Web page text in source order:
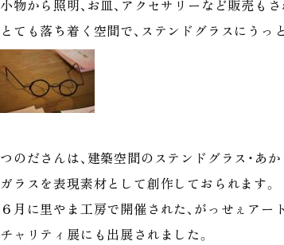
小物から照明、お皿、アクセサリーなど販売も
とても落ち着く空間で、ステンドグラスにうっ
つのださんは、建築空間のステンドグラス・あか
ガラスを表現素材として創作しておられます。
６月に里やま工房で開催された、がっせぇア
チャリティ展にも出展されました。